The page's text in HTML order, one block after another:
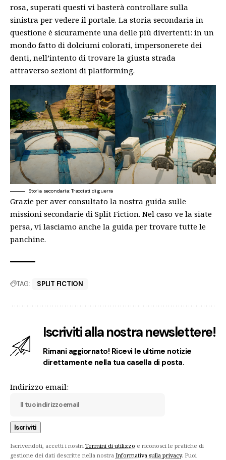
rosa, superati questi vi basterà controllare sulla
sinistra per vedere il portale. La storia secondaria in
questione è sicuramente una delle più divertenti: in un
mondo fatto di dolciumi colorati, impersonerete dei
denti, nell’intento di trovare la giusta strada
attraverso sezioni di platforming.
Storia secondaria: Tracciati di guerra
Grazie per aver consultato la nostra guida sulle
missioni secondarie di Split Fiction. Nel caso ve la siate
persa, vi lasciamo anche la guida per trovare tutte le
panchine.
TAG: SPLIT FICTION
Iscriviti alla nostra newslettere!
Rimani aggiornato! Ricevi le ultime notizie
direttamente nella tua casella di posta.
Indirizzo email:
Iscrivendoti, accetti i nostri Termini di utilizzo e riconosci le pratiche di
gestione dei dati descritte nella nostra Informativa sulla privacy. Puoi